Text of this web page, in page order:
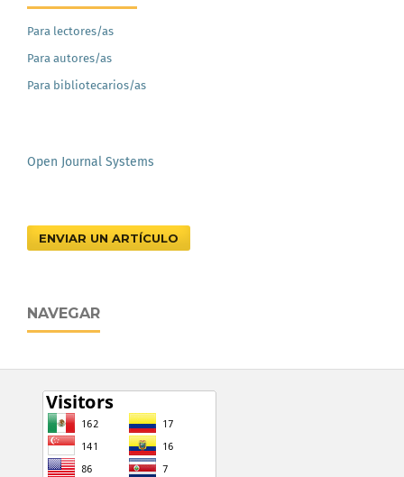
Para lectores/as
Para autores/as
Para bibliotecarios/as
Open Journal Systems
ENVIAR UN ARTÍCULO
NAVEGAR